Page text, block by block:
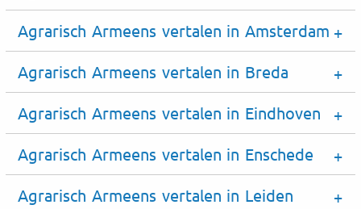
Agrarisch Armeens vertalen in Amsterdam
Agrarisch Armeens vertalen in Breda
Agrarisch Armeens vertalen in Eindhoven
Agrarisch Armeens vertalen in Enschede
Agrarisch Armeens vertalen in Leiden